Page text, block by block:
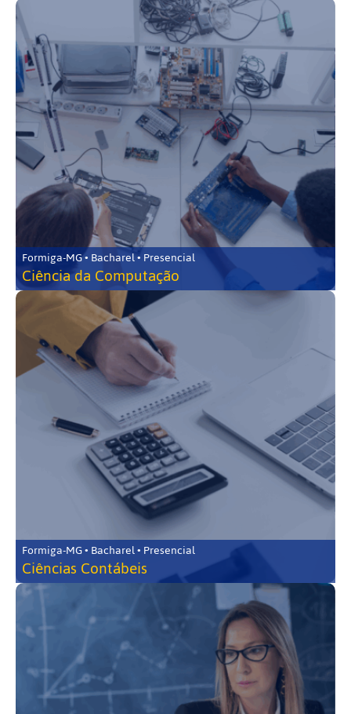
Formiga-MG • Bacharel • Presencial
Ciência da Computação
Formiga-MG • Bacharel • Presencial
Ciências Contábeis